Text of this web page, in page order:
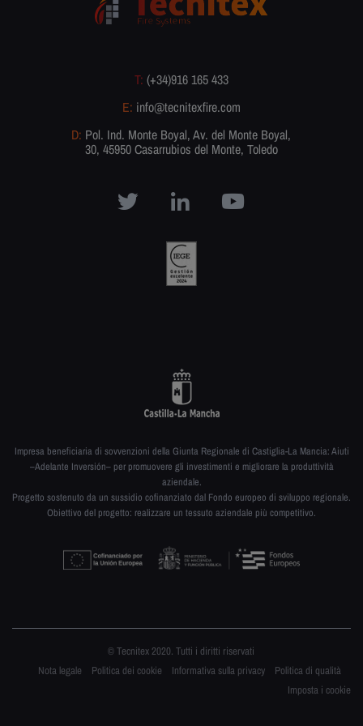
T: (+34)916 165 433
E: info@tecnitexfire.com
D: Pol. Ind. Monte Boyal, Av. del Monte Boyal,
30, 45950 Casarrubios del Monte, Toledo
Impresa beneficiaria di sovvenzioni della Giunta Regionale di Castiglia-La Mancia: Aiuti
–Adelante Inversión– per promuovere gli investimenti e migliorare la produttività
aziendale.
Progetto sostenuto da un sussidio cofinanziato dal Fondo europeo di sviluppo regionale.
Obiettivo del progetto: realizzare un tessuto aziendale più competitivo.
© Tecnitex 2020. Tutti i diritti riservati
Nota legale
Politica dei cookie Informativa sulla privacy
Politica di qualità
Imposta i cookie